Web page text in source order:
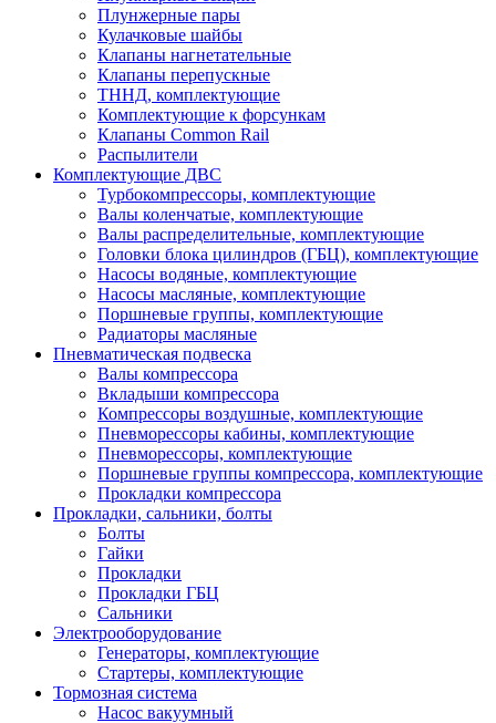
Плунжерные пары
Кулачковые шайбы
Клапаны нагнетательные
Клапаны перепускные
ТННД, комплектующие
Комплектующие к форсункам
Клапаны Common Rail
Распылители
Комплектующие ДВС
Турбокомпрессоры, комплектующие
Валы коленчатые, комплектующие
Валы распределительные, комплектующие
Головки блока цилиндров (ГБЦ), комплектующие
Насосы водяные, комплектующие
Насосы масляные, комплектующие
Поршневые группы, комплектующие
Радиаторы масляные
Пневматическая подвеска
Валы компрессора
Вкладыши компрессора
Компрессоры воздушные, комплектующие
Пневморессоры кабины, комплектующие
Пневморессоры, комплектующие
Поршневые группы компрессора, комплектующие
Прокладки компрессора
Прокладки, сальники, болты
Болты
Гайки
Прокладки
Прокладки ГБЦ
Сальники
Электрооборудование
Генераторы, комплектующие
Стартеры, комплектующие
Тормозная система
Насос вакуумный